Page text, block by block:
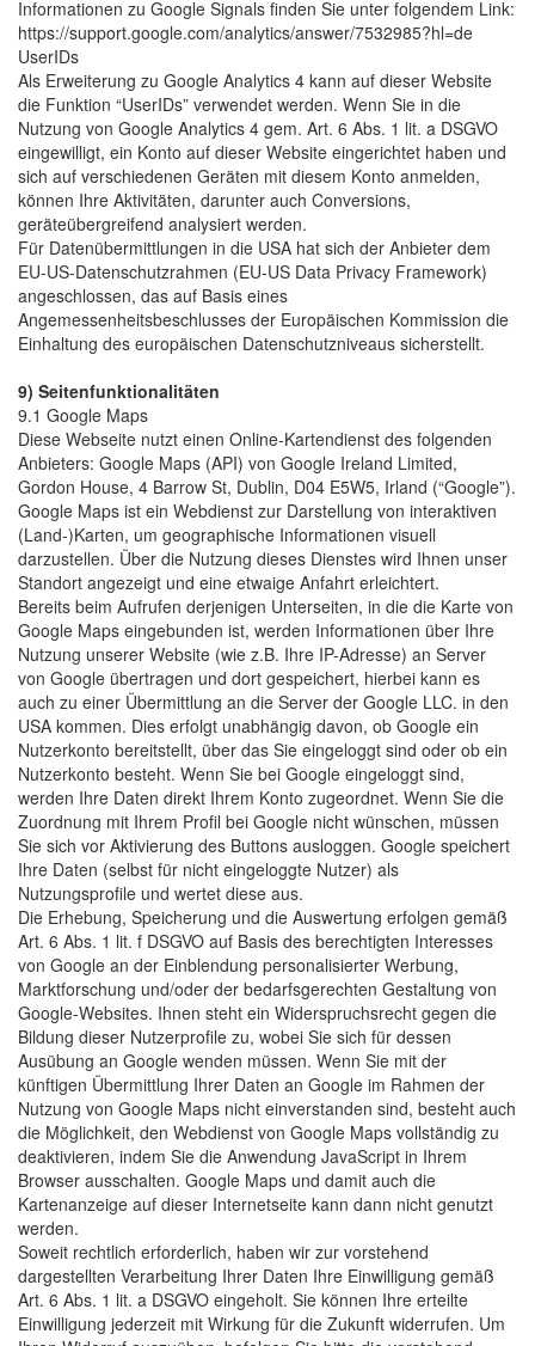
Informationen zu Google Signals finden Sie unter folgendem Link:
https://support.google.com/analytics/answer/7532985?hl=de
UserIDs
Als Erweiterung zu Google Analytics 4 kann auf dieser Website
die Funktion “UserIDs” verwendet werden. Wenn Sie in die
Nutzung von Google Analytics 4 gem. Art. 6 Abs. 1 lit. a DSGVO
eingewilligt, ein Konto auf dieser Website eingerichtet haben und
sich auf verschiedenen Geräten mit diesem Konto anmelden,
können Ihre Aktivitäten, darunter auch Conversions,
geräteübergreifend analysiert werden.
Für Datenübermittlungen in die USA hat sich der Anbieter dem
EU-US-Datenschutzrahmen (EU-US Data Privacy Framework)
angeschlossen, das auf Basis eines
Angemessenheitsbeschlusses der Europäischen Kommission die
Einhaltung des europäischen Datenschutzniveaus sicherstellt.
9) Seitenfunktionalitäten
9.1 Google Maps
Diese Webseite nutzt einen Online-Kartendienst des folgenden
Anbieters: Google Maps (API) von Google Ireland Limited,
Gordon House, 4 Barrow St, Dublin, D04 E5W5, Irland (“Google”).
Google Maps ist ein Webdienst zur Darstellung von interaktiven
(Land-)Karten, um geographische Informationen visuell
darzustellen. Über die Nutzung dieses Dienstes wird Ihnen unser
Standort angezeigt und eine etwaige Anfahrt erleichtert.
Bereits beim Aufrufen derjenigen Unterseiten, in die die Karte von
Google Maps eingebunden ist, werden Informationen über Ihre
Nutzung unserer Website (wie z.B. Ihre IP-Adresse) an Server
von Google übertragen und dort gespeichert, hierbei kann es
auch zu einer Übermittlung an die Server der Google LLC. in den
USA kommen. Dies erfolgt unabhängig davon, ob Google ein
Nutzerkonto bereitstellt, über das Sie eingeloggt sind oder ob ein
Nutzerkonto besteht. Wenn Sie bei Google eingeloggt sind,
werden Ihre Daten direkt Ihrem Konto zugeordnet. Wenn Sie die
Zuordnung mit Ihrem Profil bei Google nicht wünschen, müssen
Sie sich vor Aktivierung des Buttons ausloggen. Google speichert
Ihre Daten (selbst für nicht eingeloggte Nutzer) als
Nutzungsprofile und wertet diese aus.
Die Erhebung, Speicherung und die Auswertung erfolgen gemäß
Art. 6 Abs. 1 lit. f DSGVO auf Basis des berechtigten Interesses
von Google an der Einblendung personalisierter Werbung,
Marktforschung und/oder der bedarfsgerechten Gestaltung von
Google-Websites. Ihnen steht ein Widerspruchsrecht gegen die
Bildung dieser Nutzerprofile zu, wobei Sie sich für dessen
Ausübung an Google wenden müssen. Wenn Sie mit der
künftigen Übermittlung Ihrer Daten an Google im Rahmen der
Nutzung von Google Maps nicht einverstanden sind, besteht auch
die Möglichkeit, den Webdienst von Google Maps vollständig zu
deaktivieren, indem Sie die Anwendung JavaScript in Ihrem
Browser ausschalten. Google Maps und damit auch die
Kartenanzeige auf dieser Internetseite kann dann nicht genutzt
werden.
Soweit rechtlich erforderlich, haben wir zur vorstehend
dargestellten Verarbeitung Ihrer Daten Ihre Einwilligung gemäß
Art. 6 Abs. 1 lit. a DSGVO eingeholt. Sie können Ihre erteilte
Einwilligung jederzeit mit Wirkung für die Zukunft widerrufen. Um